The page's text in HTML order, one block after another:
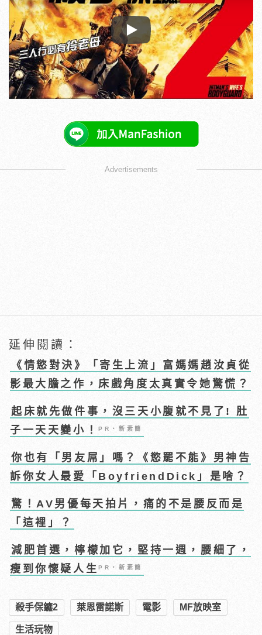
Play
Advertisements
延伸閱讀：
《情慾對決》「寄生上流」富媽媽趙汝貞從
影最大膽之作，床戲角度太真實令她驚慌？
起床就先做件事，沒三天小腹就不見了! 肚
子一天天變小！PR・新素簡
你也有「男友屌」嗎？《慾罷不能》男神告
訴你女人最愛「BoyfriendDick」是啥？
驚！AV男優每天拍片，痛的不是腰反而是
「這裡」？
減肥首選，檸檬加它，堅持一週，腰細了，
瘦到你懷疑人生PR・新素簡
殺手保鑣2 萊恩雷諾斯 電影 MF放映室
生活玩物